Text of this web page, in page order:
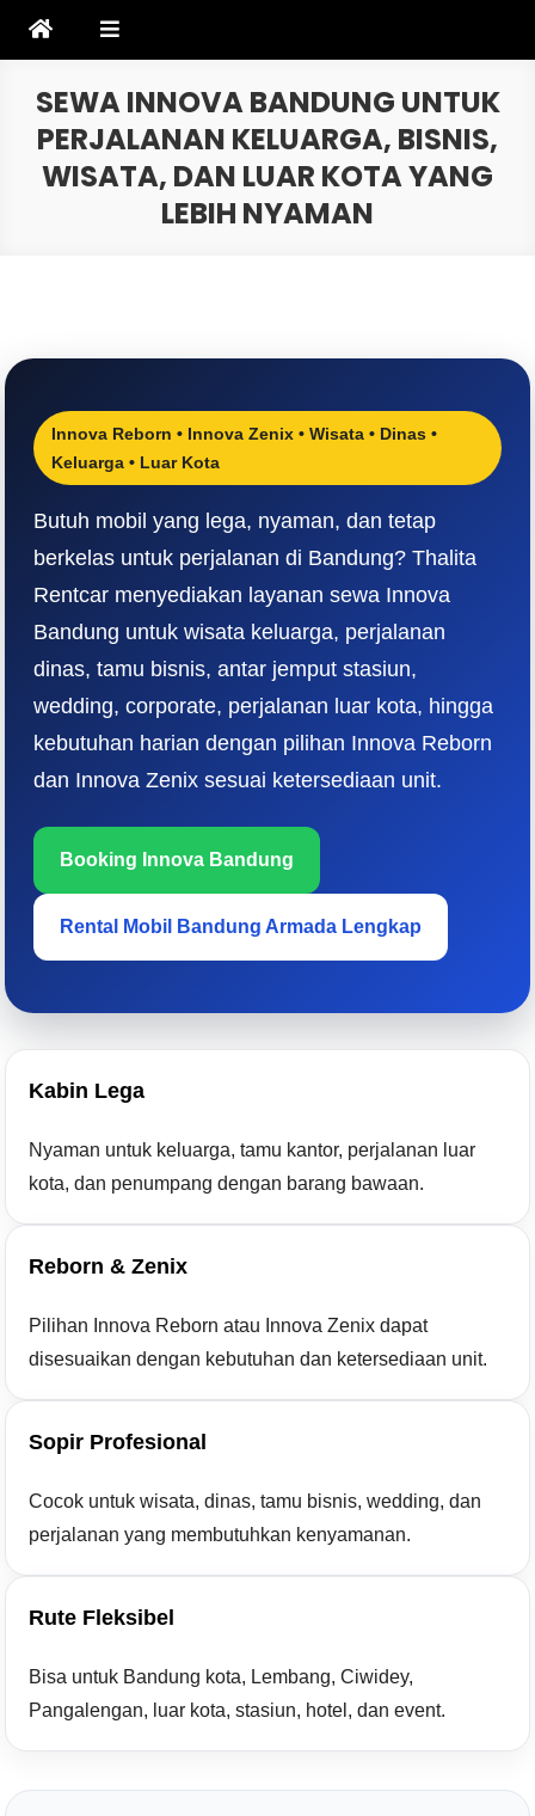
SEWA INNOVA BANDUNG UNTUK
PERJALANAN KELUARGA, BISNIS,
WISATA, DAN LUAR KOTA YANG
LEBIH NYAMAN
Innova Reborn • Innova Zenix • Wisata • Dinas •
Keluarga • Luar Kota
Butuh mobil yang lega, nyaman, dan tetap
berkelas untuk perjalanan di Bandung? Thalita
Rentcar menyediakan layanan sewa Innova
Bandung untuk wisata keluarga, perjalanan
dinas, tamu bisnis, antar jemput stasiun,
wedding, corporate, perjalanan luar kota, hingga
kebutuhan harian dengan pilihan Innova Reborn
dan Innova Zenix sesuai ketersediaan unit.
Booking Innova Bandung
Rental Mobil Bandung Armada Lengkap
Kabin Lega
Nyaman untuk keluarga, tamu kantor, perjalanan luar
kota, dan penumpang dengan barang bawaan.
Reborn & Zenix
Pilihan Innova Reborn atau Innova Zenix dapat
disesuaikan dengan kebutuhan dan ketersediaan unit.
Sopir Profesional
Cocok untuk wisata, dinas, tamu bisnis, wedding, dan
perjalanan yang membutuhkan kenyamanan.
Rute Fleksibel
Bisa untuk Bandung kota, Lembang, Ciwidey,
Pangalengan, luar kota, stasiun, hotel, dan event.